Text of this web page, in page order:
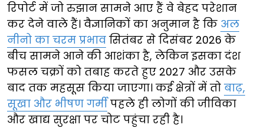
रिपोर्ट में जो रुझान सामने आए हैं वे बेहद परेशान
कर देने वाले हैं। वैज्ञानिकों का अनुमान है कि अल
नीनो का चरम प्रभाव सितंबर से दिसंबर 2026 के
बीच सामने आने की आशंका है, लेकिन इसका दंश
फसल चक्रों को तबाह करते हुए 2027 और उसके
बाद तक महसूस किया जाएगा। कई क्षेत्रों में तो बाढ़,
सूखा और भीषण गर्मीपहले ही लोगों की जीविका
और खाद्य सुरक्षा पर चोट पहुंचा रही है।